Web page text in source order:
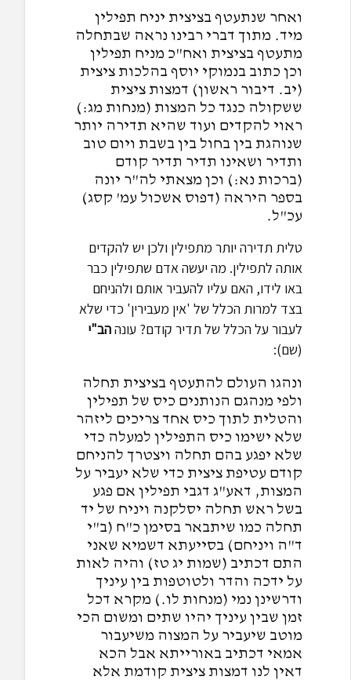
ואחר שנתעטף בציצית יניח תפילין
מיד. מתוך דברי רבינו נראה שבתחלה
מתעטף בציצית ואח"כ מניח תפילין
וכן כתוב בנמוקי יוסף בהלכות ציצית
(יב. דיבור ראשון) דמצות ציצית
ששקולה כנגד כל המצות (מנחות מג:)
ראוי להקדים ועוד שהיא תדירה יותר
שנוהגת בין בחול בין בשבת ויום טוב
ותדיר ושאינו תדיר תדיר קודם
(ברכות נא:) וכן מצאתי לה"ר יונה
בספר היראה (דפוס אשכול עמ' קסג)
עכ"ל.
טלית תדירה יותר מתפילין ולכן יש להקדים
אותה לתפילין. מה יעשה אדם שתפילין כבר
באו לידו, האם עליו להעביר אותם ולהניחם
בצד למרות הכלל של 'אין מעבירין' כדי שלא
לעבור על הכלל של תדיר קודם? עונההב"י
(שם):
ונהגו העולם להתעטף בציצית תחלה
ולפי מנהגם הנותנים כיס של תפילין
והטלית לתוך כיס אחד צריכים ליזהר
שלא ישימו כיס התפילין למעלה כדי
שלא יפגע בהם תחלה ויצטרך להניחם
קודם עטיפת ציצית כדי שלא יעביר על
המצות, דאע"ג דגבי תפילין אם פגע
בשל ראש תחלה יסלקנה ויניח של יד
תחלה כמו שיתבאר בסימן כ"ח (ב"י
ד"ה ויניחם) בסייעתא דשמיא שאני
התם דכתיב (שמות יג טז) והיה לאות
על ידכה והדר ולטוטפות בין עיניך
ודרשינן נמי (מנחות לו.) מקרא דכל
זמן שבין עיניך יהיו שתים ומשום הכי
מוטב שיעביר על המצוה משיעבור
אמאי דכתיב באורייתא אבל הכא
דאין לנו דמצות ציצית קודמת אלא